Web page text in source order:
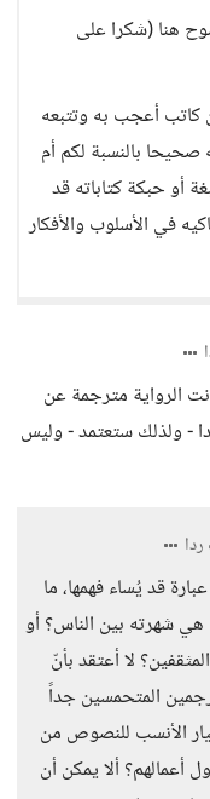
هنا (شكرا على
كاتب أعجب به وتتبعه
صحيحا بالنسبة لكم أم
أو حبكة كتاباته قد
في الأسلوب والأفكار
الرواية مترجمة عن
- ولذلك ستعتمد - وليس
قد يُساء فهمها، ما
هي شهرته بين الناس؟ أو
لا أعتقد بأنّ
المتحمسين جداً
الأنسب للنصوص من
ألا يمكن أن